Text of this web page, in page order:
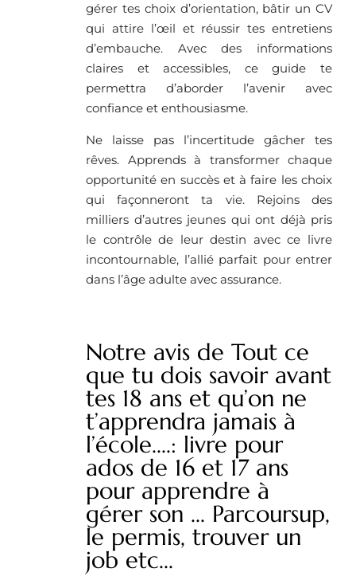
gérer tes choix d’orientation, bâtir un CV
qui attire l’œil et réussir tes entretiens
d’embauche. Avec des informations
claires et accessibles, ce guide te
permettra d’aborder l’avenir avec
confiance et enthousiasme.
Ne laisse pas l’incertitude gâcher tes
rêves. Apprends à transformer chaque
opportunité en succès et à faire les choix
qui façonneront ta vie. Rejoins des
milliers d’autres jeunes qui ont déjà pris
le contrôle de leur destin avec ce livre
incontournable, l’allié parfait pour entrer
dans l’âge adulte avec assurance.
Notre avis de Tout ce
que tu dois savoir avant
tes 18 ans et qu’on ne
t’apprendra jamais à
l’école....: livre pour
ados de 16 et 17 ans
pour apprendre à
gérer son ... Parcoursup,
le permis, trouver un
job etc...